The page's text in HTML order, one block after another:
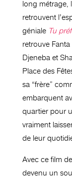
long métrage,
retrouvent
géniale Tu
retrouve
Djeneba et
Place des
sa “frère”
embarquent
quartier pour
vraiment
de leur
Avec ce film
devenu un